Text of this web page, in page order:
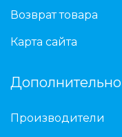
Возврат товара
Карта сайта
Дополнительно
Производители